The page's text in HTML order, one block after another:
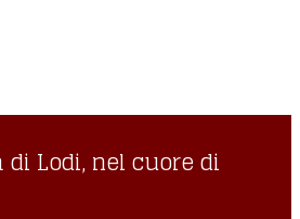
Lodi, nel cuore di